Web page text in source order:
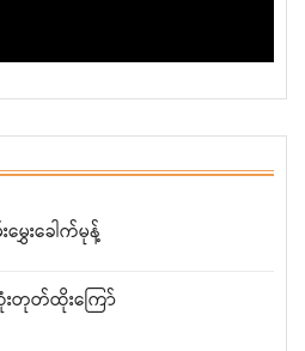
မွှေးခေါက်မုန့်
းတုတ်ထိုးကြော်